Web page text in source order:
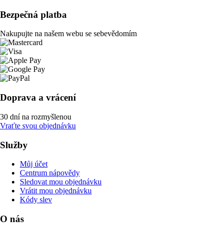
Bezpečná platba
Nakupujte na našem webu se sebevědomím
Doprava a vrácení
30 dní na rozmyšlenou
Vraťte svou objednávku
Služby
Můj účet
Centrum nápovědy
Sledovat mou objednávku
Vrátit mou objednávku
Kódy slev
O nás